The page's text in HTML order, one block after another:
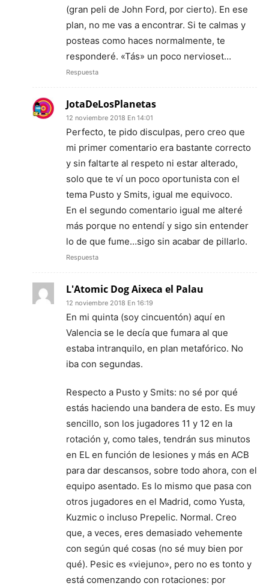
(gran peli de John Ford, por cierto). En ese
plan, no me vas a encontrar. Si te calmas y
posteas como haces normalmente, te
responderé. «Tás» un poco nervioset…
Respuesta
JotaDeLosPlanetas
12 noviembre 2018 En 14:01
Perfecto, te pido disculpas, pero creo que
mi primer comentario era bastante correcto
y sin faltarte al respeto ni estar alterado,
solo que te ví un poco oportunista con el
tema Pusto y Smits, igual me equivoco.
En el segundo comentario igual me alteré
más porque no entendí y sigo sin entender
lo de que fume…sigo sin acabar de pillarlo.
Respuesta
L'Atomic Dog Aixeca el Palau
12 noviembre 2018 En 16:19
En mi quinta (soy cincuentón) aquí en
Valencia se le decía que fumara al que
estaba intranquilo, en plan metafórico. No
iba con segundas.
Respecto a Pusto y Smits: no sé por qué
estás haciendo una bandera de esto. Es muy
sencillo, son los jugadores 11 y 12 en la
rotación y, como tales, tendrán sus minutos
en EL en función de lesiones y más en ACB
para dar descansos, sobre todo ahora, con el
equipo asentado. Es lo mismo que pasa con
otros jugadores en el Madrid, como Yusta,
Kuzmic o incluso Prepelic. Normal. Creo
que, a veces, eres demasiado vehemente
con según qué cosas (no sé muy bien por
qué). Pesic es «viejuno», pero no es tonto y
está comenzando con rotaciones: por